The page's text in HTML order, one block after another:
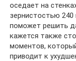
оседает на
зернистостью 240
поможет решить
кажется также
моментов,
приводит к